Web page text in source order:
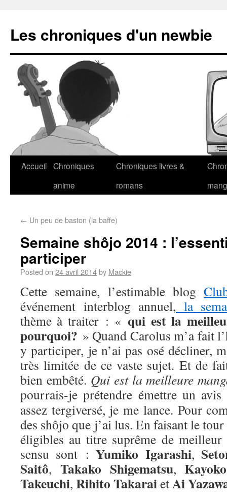
Les chroniques d'un newbie
Accueil Chroniques
anime
Chroniques livres &
romans
← Un peu de baston (la baffe)
Semaine shôjo 2014 :
participer
Posted on 24 avril 2014by Mackie
Cette semaine, l’estimable blog
événement interblog annuel, la
thème à traiter : « qui est la
pourquoi? » Quand Carolus m’a fait
y participer, je n’ai pas osé décliner,
très limitée de ce vaste sujet. Et de
bien embêté. Qui est la meilleure
pourrais-je prétendre émettre un
assez tergiversé, je me lance. Pour
des shôjo que j’ai lus. En faisant le tour
éligibles au titre suprême de
sensu sont :Yumiko Igarashi,
Saitô, Takako Shigematsu,Kayoko
Takeuchi, Rihito TakaraietAi